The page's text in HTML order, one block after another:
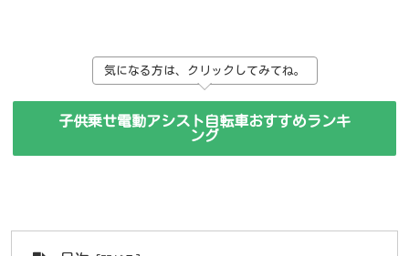
気になる方は、クリックしてみてね。
子供乗せ電動アシスト自転車おすすめランキ
ング